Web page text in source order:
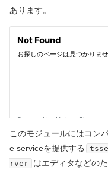
あります。
このモジュールにはコン
e serviceを提供する
rver はエディタなどの